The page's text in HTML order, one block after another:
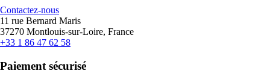
Contactez-nous
11 rue Bernard Maris
37270 Montlouis-sur-Loire, France
+33 1 86 47 62 58
Paiement sécurisé